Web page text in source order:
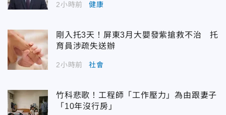
2小時前 健康
剛入托3天！屏東3月大嬰發紫搶救不治 托
育員涉疏失送辦
2小時前 社會
竹科悲歌！工程師「工作壓力」為由跟妻子
「10年沒行房」